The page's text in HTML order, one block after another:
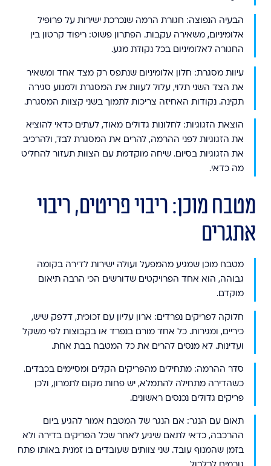
הבעיה הנפוצה: חגורת הרמה שנכרכת ישירות על פרופיל
אלומיניום, משאירה עקבות. הפתרון פשוט: ריפוד קרטון בין
החגורה לאלומיניום בכל נקודת מגע.
עיוות מסגרת: חלון אלומיניום שנתפס רק מצד אחד ומשאיר
את הצד השני תלוי, עלול לעוות את המסגרת ולמנוע סגירה
תקינה. נקודות האחיזה צריכות לתמוך בשני קצוות המסגרת.
הוצאת הזגוגיות: לחלונות גדולים מאוד, לעתים כדאי להוציא
את הזגוגיות לפני ההרמה, להרים את המסגרת לבד, ולהרכיב
את הזגוגיות בסיום. שיחה מוקדמת עם הצוות תעזור להחליט
מה כדאי.
מטבח מוכן: ריבוי פריטים, ריבוי
אתגרים
מטבח מוכן שמגיע מהמפעל ועולה ישירות לדירה בקומה
גבוהה, הוא אחד הפרויקטים שדורשים הכי הרבה תיאום
מוקדם.
חלוקה לפריקים נפרדים: ארון עליון עם זכוכית, דלפק שיש,
כיריים, ומגירות. כל אחד מורם בנפרד או בקבוצות לפי משקל
ועדינות. לא מנסים להרים את כל המטבח בבת אחת.
סדר ההרמה: מתחילים מהפריקים הקלים ומסיימים בכבדים.
כשהדירה מתחילה להתמלא, יש פחות מקום לתמרון, ולכן
פריקים גדולים נכנסים ראשונים.
תאום עם הנגר: אם הנגר של המטבח אמור להגיע ביום
ההרכבה, כדאי לתאם שיגיע לאחר שכל הפריקים בדירה ולא
בזמן שהמנוף עובד. שני צוותים שעובדים בו זמנית באותו פתח